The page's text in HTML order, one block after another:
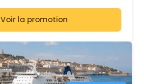
Voir la promotion